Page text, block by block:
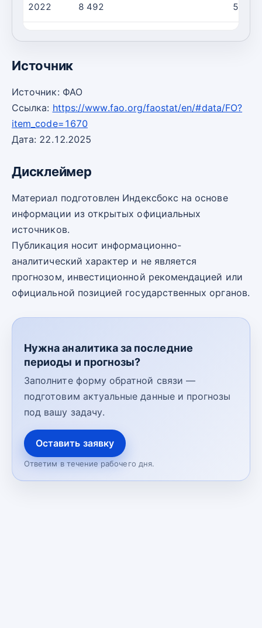
2022 8 492 55,00
66,00
Источник
Источник: ФАО
Ссылка: https://www.fao.org/faostat/en/#data/FO?
item_code=1670
Дата: 22.12.2025
Дисклеймер
Материал подготовлен Индексбокс на основе
информации из открытых официальных
источников.
Публикация носит информационно-
аналитический характер и не является
прогнозом, инвестиционной рекомендацией или
официальной позицией государственных органов.
Нужна аналитика за последние
периоды и прогнозы?
Заполните форму обратной связи —
подготовим актуальные данные и прогнозы
под вашу задачу.
Оставить заявку
Ответим в течение рабочего дня.